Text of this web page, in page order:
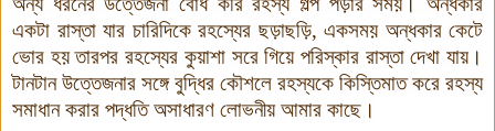
একটা রাস্তা যার চারিদিকে রহস্যের ছড়াছড়ি, একসময় অন্ধকার কেটে
ভোর হয় তারপর রহস্যের কুয়াশা সরে গিয়ে পরিস্কার রাস্তা দেখা যায় ।
টানটান উত্তেজনার সঙ্গে বুদ্ধির কৌশলে রহস্যকে কিস্তিমাত করে রহস্য
সমাধান করার পদ্ধতি অসাধারণ লোভনীয় আমার কাছে ।